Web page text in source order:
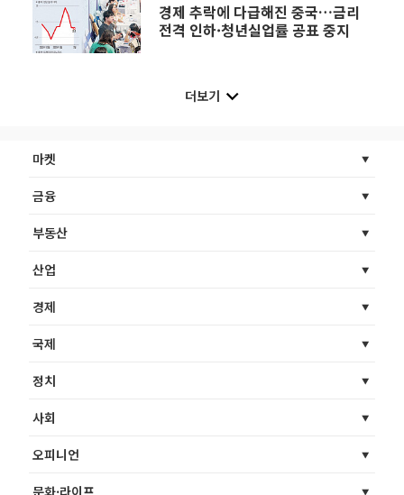
경제 추락에 다급해진 중국…금리
전격 인하·청년실업률 공표 중지
더보기
마켓
금융
부동산
산업
경제
국제
정치
사회
오피니언
문화·라이프